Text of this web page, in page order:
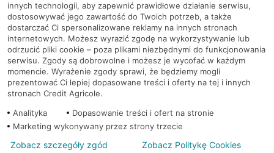
RODO
Regulamin serwisu
Mapa serwisu
PolitykaCookies
© 2026 Credit Agricole Bank Polska S.A. Wszelkie prawa zastrzeżone
innych technologii, aby zapewnić prawidłowe działanie serwisu,
dostosowywać jego zawartość do Twoich potrzeb, a także
dostarczać Ci spersonalizowane reklamy na innych stronach
internetowych. Możesz wyrazić zgodę na wykorzystywanie lub
odrzucić pliki cookie – poza plikami niezbędnymi do funkcjonowania
serwisu. Zgody są dobrowolne i możesz je wycofać w każdym
momencie. Wyrażenie zgody sprawi, że będziemy mogli
prezentować Ci lepiej dopasowane treści i oferty na tej i innych
stronach Credit Agricole.
Analityka
Dopasowanie treści i ofert na stronie
Marketing wykonywany przez strony trzecie
Zobacz szczegóły zgód Zobacz Politykę Cookies